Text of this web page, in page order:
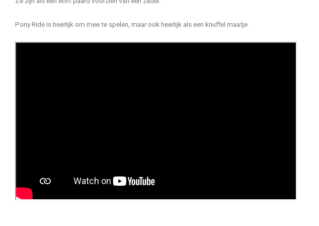
Pony Ride is heerlijk om mee te spelen, maar ook heerlijk als een knuffel maatje.